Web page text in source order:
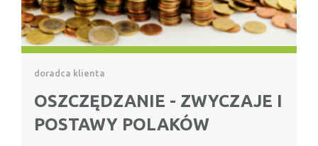
doradca klienta
OSZCZĘDZANIE - ZWYCZAJE I
POSTAWY POLAKÓW